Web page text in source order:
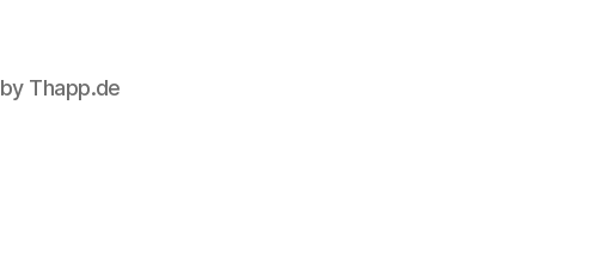
by Thapp.de